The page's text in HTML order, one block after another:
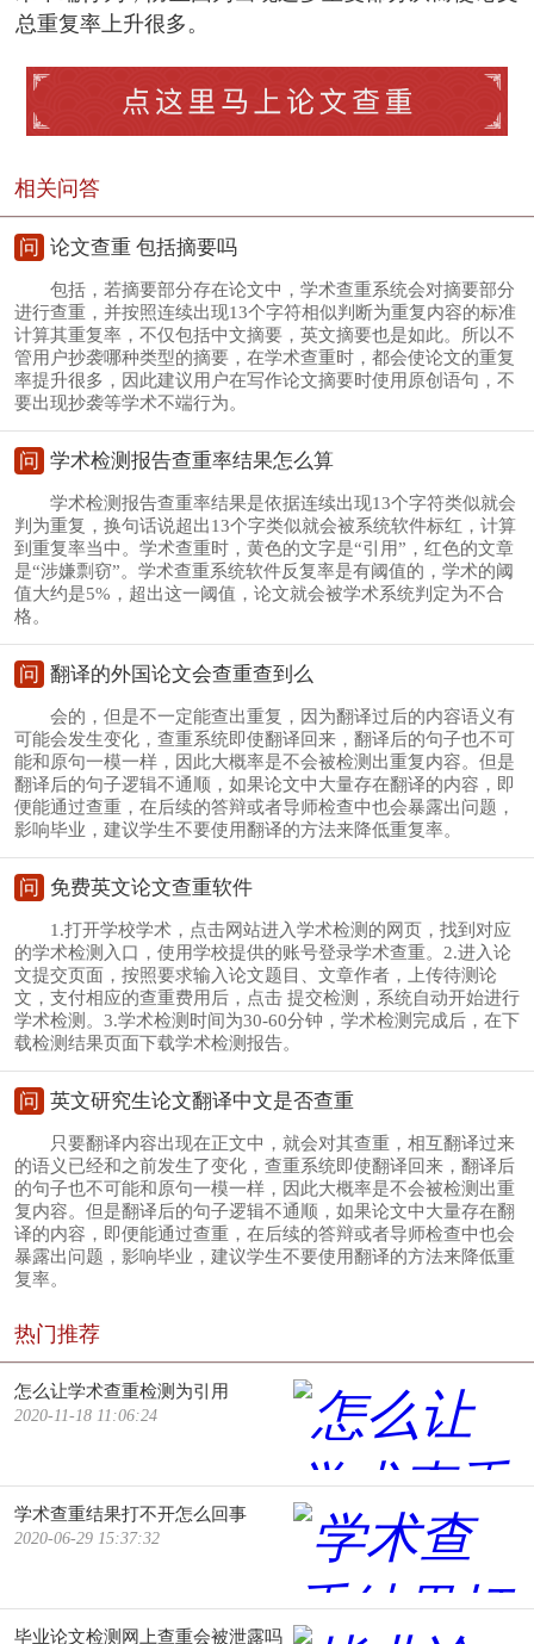
总重复率上升很多。
相关问答
问 论文查重 包括摘要吗
包括，若摘要部分存在论文中，学术查重系统会对摘要部分
进行查重，并按照连续出现13个字符相似判断为重复内容的标准
计算其重复率，不仅包括中文摘要，英文摘要也是如此。所以不
管用户抄袭哪种类型的摘要，在学术查重时，都会使论文的重复
率提升很多，因此建议用户在写作论文摘要时使用原创语句，不
要出现抄袭等学术不端行为。
问 学术检测报告查重率结果怎么算
学术检测报告查重率结果是依据连续出现13个字符类似就会
判为重复，换句话说超出13个字类似就会被系统软件标红，计算
到重复率当中。学术查重时，黄色的文字是“引用”，红色的文章
是“涉嫌剽窃”。学术查重系统软件反复率是有阈值的，学术的阈
值大约是5%，超出这一阈值，论文就会被学术系统判定为不合
格。
问 翻译的外国论文会查重查到么
会的，但是不一定能查出重复，因为翻译过后的内容语义有
可能会发生变化，查重系统即使翻译回来，翻译后的句子也不可
能和原句一模一样，因此大概率是不会被检测出重复内容。但是
翻译后的句子逻辑不通顺，如果论文中大量存在翻译的内容，即
便能通过查重，在后续的答辩或者导师检查中也会暴露出问题，
影响毕业，建议学生不要使用翻译的方法来降低重复率。
问 免费英文论文查重软件
1.打开学校学术，点击网站进入学术检测的网页，找到对应
的学术检测入口，使用学校提供的账号登录学术查重。2.进入论
文提交页面，按照要求输入论文题目、文章作者，上传待测论
文，支付相应的查重费用后，点击 提交检测，系统自动开始进行
学术检测。3.学术检测时间为30-60分钟，学术检测完成后，在下
载检测结果页面下载学术检测报告。
问 英文研究生论文翻译中文是否查重
只要翻译内容出现在正文中，就会对其查重，相互翻译过来
的语义已经和之前发生了变化，查重系统即使翻译回来，翻译后
的句子也不可能和原句一模一样，因此大概率是不会被检测出重
复内容。但是翻译后的句子逻辑不通顺，如果论文中大量存在翻
译的内容，即便能通过查重，在后续的答辩或者导师检查中也会
暴露出问题，影响毕业，建议学生不要使用翻译的方法来降低重
复率。
热门推荐
怎么让学术查重检测为引用
2020-11-18 11:06:24
学术查重结果打不开怎么回事
2020-06-29 15:37:32
毕业论文检测网上查重会被泄露吗